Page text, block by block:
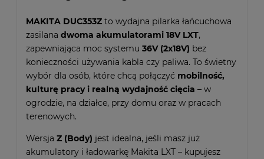
MAKITA DUC353Z to wydajna pilarka łańcuchowa
zasilana dwoma akumulatorami 18V LXT,
zapewniająca moc systemu 36V (2x18V) bez
konieczności używania kabla czy paliwa. To świetny
wybór dla osób, które chcą połączyć mobilność,
kulturę pracy i realną wydajność cięcia – w
ogrodzie, na działce, przy domu oraz w pracach
terenowych.
Wersja Z (Body) jest idealna, jeśli masz już
akumulatory i ładowarkę Makita LXT – kupujesz